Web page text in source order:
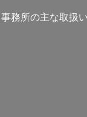
務所の主な取扱